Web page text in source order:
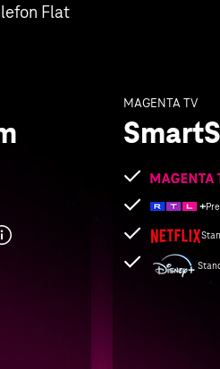
Flat
MAGENTA TV
Folgende
Leistungen
enthalten